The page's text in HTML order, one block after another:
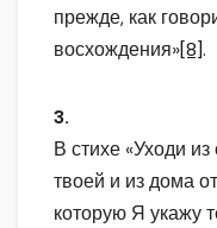
прежде, как
восхождения»[8].
3.
В стихе «Уходи
твоей и из дома
которую Я укажу